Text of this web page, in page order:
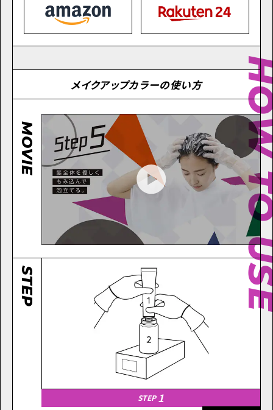
HOW
メイクアップカラーの使い方
MOVIE
STEP
STEP1